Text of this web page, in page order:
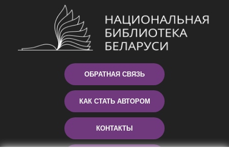
ОБРАТНАЯ СВЯЗЬ
КАК СТАТЬ АВТОРОМ
КОНТАКТЫ